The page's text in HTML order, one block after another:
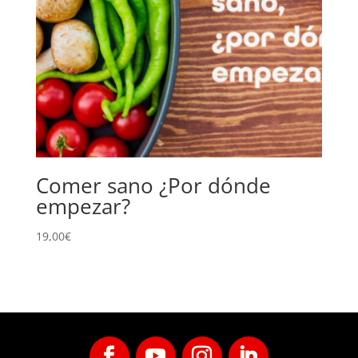
Comer sano ¿Por dónde
empezar?
19,00€